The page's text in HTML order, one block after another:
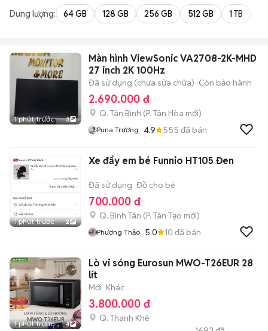
Dung lượng: 64 GB 128 GB 256 GB 512 GB 1 TB
1 phút trước 3
Màn hình ViewSonic VA2708-2K-MHD
27 inch 2K 100Hz
Đã sử dụng (chưa sửa chữa) Còn bảo hành
2.690.000 đ
Q. Tân Bình (P. Tân Hòa mới)
Puna Trương 4.9 555 đã bán
1 phút trước 2
Xe đẩy em bé Funnio HT105 Đen
Đã sử dụng Đồ cho bé
700.000 đ
Q. Bình Tân (P. Tân Tạo mới)
Phương Thảo 5.0 10 đã bán
1 phút trước 4
Lò vi sóng Eurosun MWO-T26EUR 28
lít
Mới Khác
3.800.000 đ
Q. Thanh Khê